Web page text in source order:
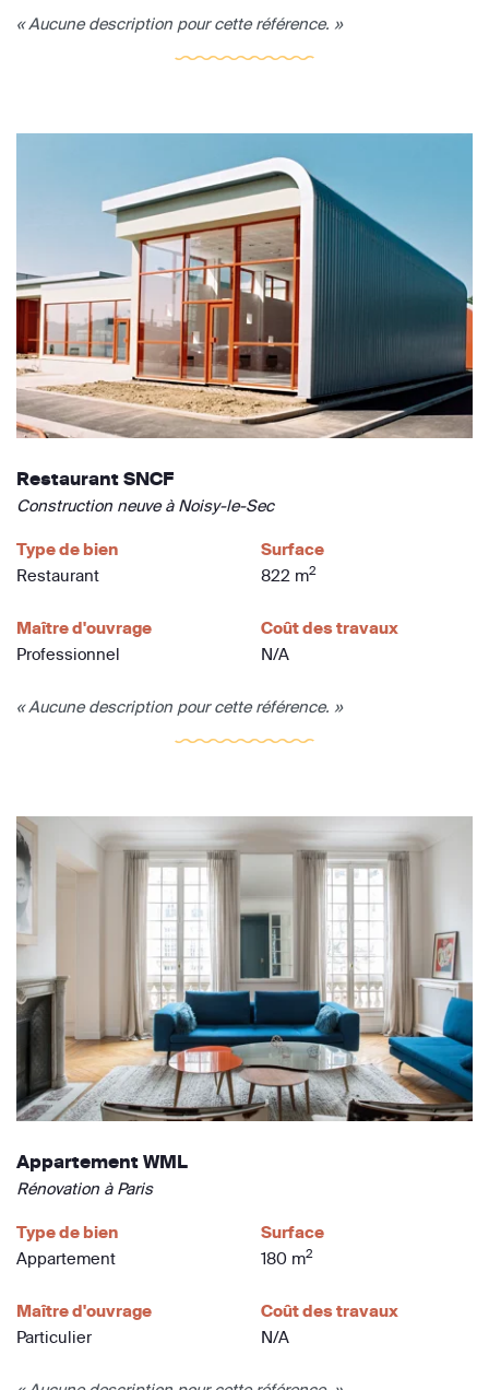
« Aucune description pour cette référence. »
Restaurant SNCF
Construction neuve à Noisy-le-Sec
Type de bien
Restaurant
Surface
822 m2
Maître d'ouvrage
Professionnel
Coût des travaux
N/A
« Aucune description pour cette référence. »
Appartement WML
Rénovation à Paris
Type de bien
Appartement
Surface
180 m2
Maître d'ouvrage
Particulier
Coût des travaux
N/A